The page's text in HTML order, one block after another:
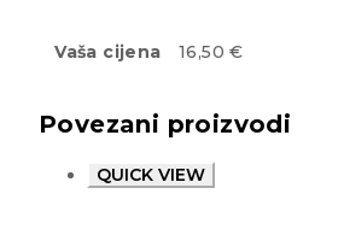
Vaša cijena 16,50 €
Povezani proizvodi
QUICK VIEW